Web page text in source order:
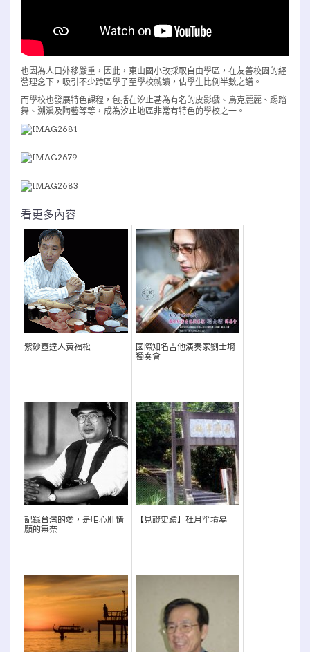
也因為人口外移嚴重，因此，東山國小改採取自由學區，在友善校園的經
營理念下，吸引不少跨區學子至學校就讀，佔學生比例半數之譜。
而學校也發展特色課程，包括在汐止甚為有名的皮影戲、烏克麗麗、踢踏
舞、溯溪及陶藝等等，成為汐止地區非常有特色的學校之一。
看更多內容
紫砂壺達人黃福松
國際知名吉他演奏家劉士堉
獨奏會
記錄台灣的愛，是咱心肝情
願的無奈
【見證史蹟】杜月笙墳墓